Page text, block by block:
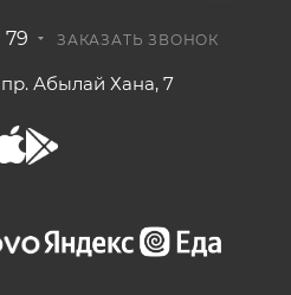
79 ЗАКАЗАТЬ ЗВОНОК
пр. Абылай Хана, 7